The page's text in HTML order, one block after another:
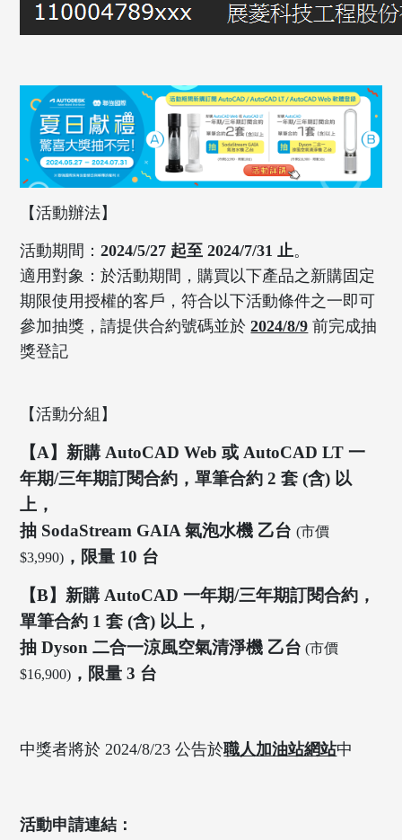
【活動辦法】
活動期間：2024/5/27 起至 2024/7/31 止。
適用對象：於活動期間，購買以下產品之新購固定
期限使用授權的客戶，符合以下活動條件之一即可
參加抽獎，請提供合約號碼並於2024/8/9 前完成抽
獎登記
【活動分組】
【A】新購 AutoCAD Web 或 AutoCAD LT 一
年期/三年期訂閱合約，單筆合約 2 套 (含) 以
上，
抽 SodaStream GAIA 氣泡水機 乙台 (市價
$3,990) ，限量 10 台
【B】新購 AutoCAD 一年期/三年期訂閱合約，
單筆合約 1 套 (含) 以上，
抽 Dyson 二合一涼風空氣清淨機 乙台 (市價
$16,900) ，限量 3 台
中獎者將於 2024/8/23 公告於職人加油站網站中
活動申請連結：